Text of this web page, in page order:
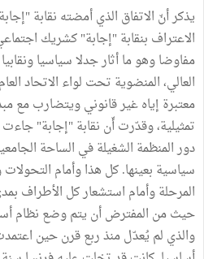
يذكر أنّ الاتفاق الذي أمضته نقابة
الاعتراف بنقابة "إجابة" كشريك
مفاوضا وهو ما أثار جدلا سياسيا
العالي، المنضوية تحت لواء الاتحاد
معتبرة إياه غير قانوني ويتضارب مع
تمثيلية، وقدّرت أّن نقابة "إجابة"
دور المنظمة الشغيلة في الساحة
سياسية بعينها. كل هذا وأمام
المرحلة وأمام استشعار كل الأطراف
حيث من المفترض أن يتم وضع نظام